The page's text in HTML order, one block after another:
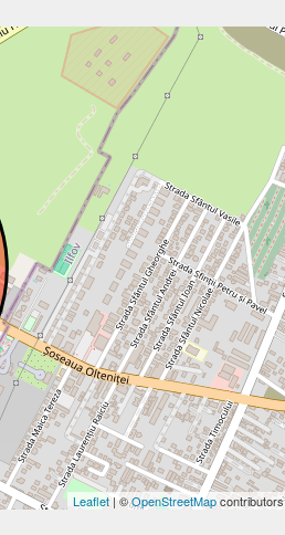
Leaflet| ©OpenStreetMapcontributors